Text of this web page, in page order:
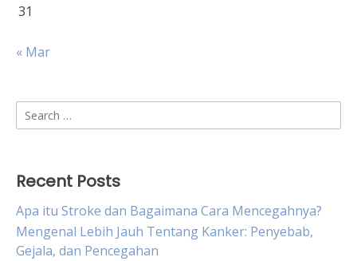
31
« Mar
Search
for:
Recent Posts
Apa itu Stroke dan Bagaimana Cara Mencegahnya?
Mengenal Lebih Jauh Tentang Kanker: Penyebab,
Gejala, dan Pencegahan